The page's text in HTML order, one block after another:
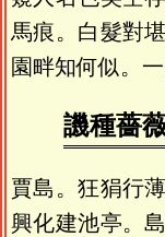
馬痕。白髮對
園畔知何似。
譏種薔
賈島。狂狷行
興化建池亭。